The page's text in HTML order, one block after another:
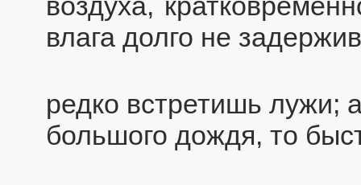
влага долго не
редко встретишь лужи;
большого дождя, то